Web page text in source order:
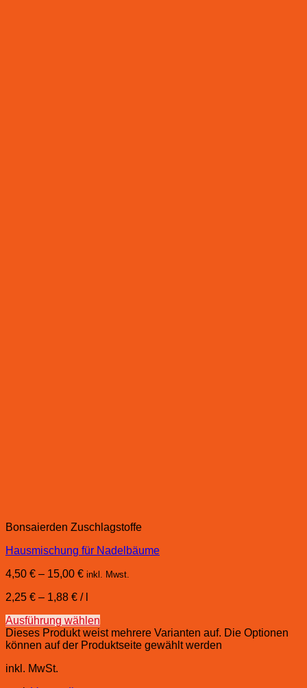
Bonsaierden Zuschlagstoffe
Hausmischung für Nadelbäume
4,50 € – 15,00 € inkl. Mwst.
2,25 € – 1,88 € /
Ausführung wählen
Dieses Produkt weist mehrere Varianten auf. Die Optionen
können auf der Produktseite gewählt werden
inkl. MwSt.